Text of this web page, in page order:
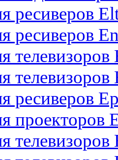
ресиверов
ресиверов
телевизоров
телевизоров
ресиверов
проекторов
телевизоров